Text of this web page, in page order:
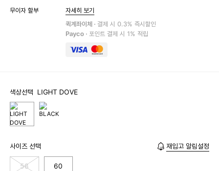
무이자 할부
자세히 보기
퀵계좌이체 · 결제 시 0.3% 즉시할인
Payco · 포인트 결제 시 1% 적립
색상선택 LIGHT DOVE
사이즈 선택 재입고 알림설정
58 60